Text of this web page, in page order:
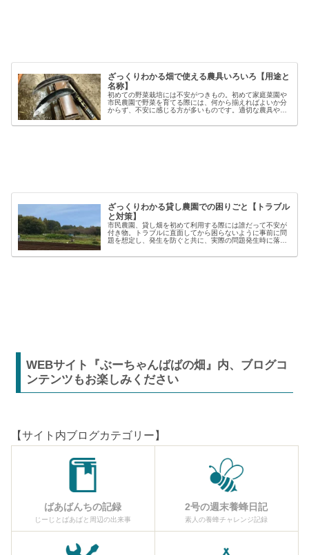
ざっくりわかる畑で使える農具いろいろ【用途と
名称】
初めての野菜栽培には不安がつきもの。初めて家庭菜園や
市民農園で野菜を育てる際には、何から揃えればよいか分
からず、不安に感じる方が多いものです。適切な農具や資
しますが、種類も多く、初心者には...
ざっくりわかる貸し農園での困りごと【トラブル
と対策】
市民農園、貸し畑を初めて利用する際には誰だって不安が
付き物。トラブルに直面してから困らないように事前に問
題を想定し、発生を防ぐと共に、実際の問題発生時に落ち
【困った】と【トラブル】困りごとト...
WEBサイト『ぶーちゃんばばの畑』内、ブログコ
ンテンツもお楽しみください
【サイト内ブログカテゴリー】
ばあばんちの記録
じーじとばあばと周辺の出来事
2号の週末養蜂日記
素人の養蜂チャレンジ記録